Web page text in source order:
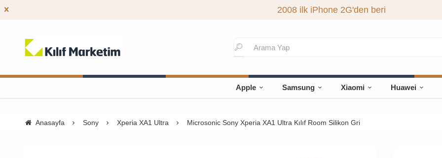
2008 ilk iPhone 2G'den beri
Apple Samsung Xiaomi Huawei
Anasayfa Sony Xperia XA1 Ultra Microsonic Sony Xperia XA1 Ultra Kılıf Room Silikon Gri